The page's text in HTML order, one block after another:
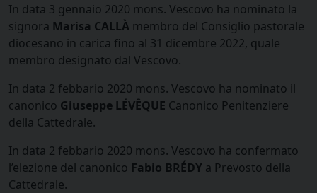
In data 3 gennaio 2020 mons. Vescovo ha nominato la
signora Marisa CALLÀ membro del Consiglio pastorale
diocesano in carica fino al 31 dicembre 2022, quale
membro designato dal Vescovo.
In data 2 febbario 2020 mons. Vescovo ha nominato il
canonico Giuseppe LÉVÊQUE Canonico Penitenziere
della Cattedrale.
In data 2 febbario 2020 mons. Vescovo ha confermato
l’elezione del canonico Fabio BRÉDY a Prevosto della
Cattedrale.